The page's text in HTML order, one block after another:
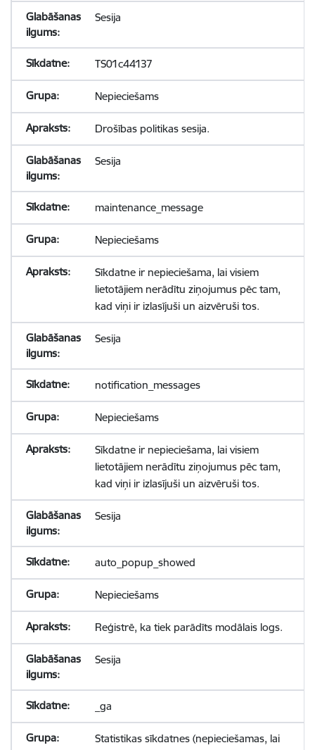
Sesija
TS01c44137
Nepieciešams
Drošības politikas sesija.
Sesija
maintenance_message
Nepieciešams
Sīkdatne ir nepieciešama, lai visiem
lietotājiem nerādītu ziņojumus pēc tam,
kad viņi ir izlasījuši un aizvēruši tos.
Sesija
notification_messages
Nepieciešams
Sīkdatne ir nepieciešama, lai visiem
lietotājiem nerādītu ziņojumus pēc tam,
kad viņi ir izlasījuši un aizvēruši tos.
Sesija
auto_popup_showed
Nepieciešams
Reģistrē, ka tiek parādīts modālais logs.
Sesija
_ga
Statistikas sīkdatnes (nepieciešamas, lai